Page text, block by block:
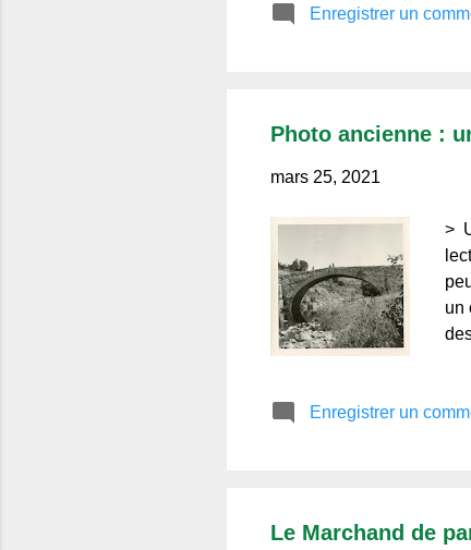
Enregistrer un
Photo ancienne :
mars 25, 2021
>
un
Enregistrer un
Le Marchand de